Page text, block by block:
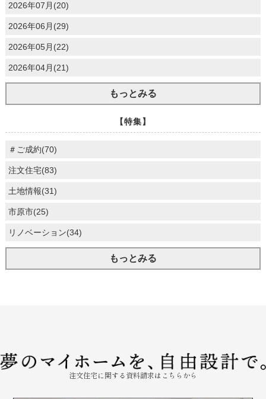
2026年07月(20)
2026年06月(29)
2026年05月(22)
2026年04月(21)
もっとみる
【特集】
＃ご成約(70)
注文住宅(83)
土地情報(31)
市原市(25)
リノベーション(34)
もっとみる
注文住宅に関する資料請求はこちらから